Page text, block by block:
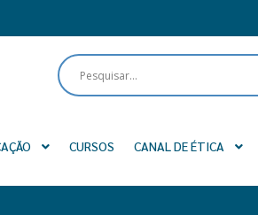
CURSOS CANAL DE ÉTICA